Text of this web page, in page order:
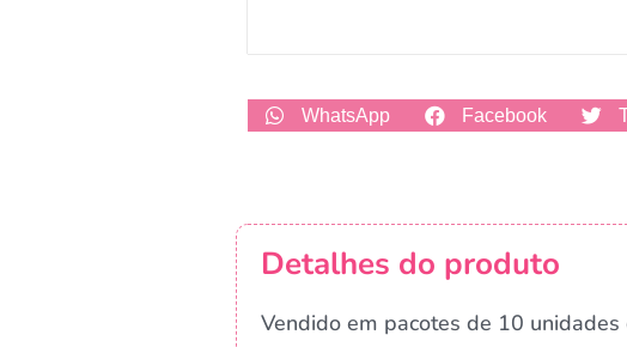
WhatsApp Facebook
Detalhes do produto
Vendido em pacotes de 10